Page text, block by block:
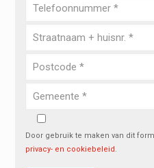
Door gebruik te maken van dit
privacy- en cookiebeleid .